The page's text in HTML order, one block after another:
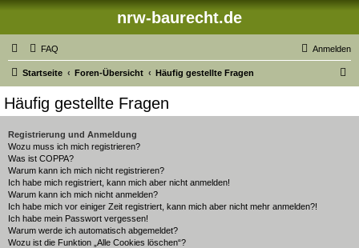
nrw-baurecht.de
FAQ Anmelden
Startseite Foren-Übersicht Häufig gestellte Fragen
Häufig gestellte Fragen
Registrierung und Anmeldung
Wozu muss ich mich registrieren?
Was ist COPPA?
Warum kann ich mich nicht registrieren?
Ich habe mich registriert, kann mich aber nicht anmelden!
Warum kann ich mich nicht anmelden?
Ich habe mich vor einiger Zeit registriert, kann mich aber nicht mehr anmelden?!
Ich habe mein Passwort vergessen!
Warum werde ich automatisch abgemeldet?
Wozu ist die Funktion „Alle Cookies löschen“?